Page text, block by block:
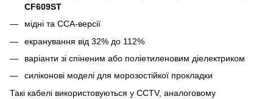
CF609ST
мідні та CCA-версії
екранування від 32% до 112%
варіанти зі спіненим або поліетиленовим діелектриком
силіконові моделі для морозостійкої прокладки
Такі кабелі використовуються у CCTV, аналоговому